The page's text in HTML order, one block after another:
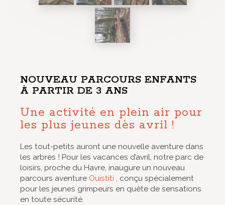
NOUVEAU PARCOURS ENFANTS
À PARTIR DE 3 ANS
Une activité en plein air pour
les plus jeunes dès avril !
Les tout-petits auront une nouvelle aventure dans
les arbres ! Pour les vacances d’avril, notre parc de
loisirs, proche du Havre, inaugure un nouveau
parcours aventure Ouistiti , conçu spécialement
pour les jeunes grimpeurs en quête de sensations
en toute sécurité.